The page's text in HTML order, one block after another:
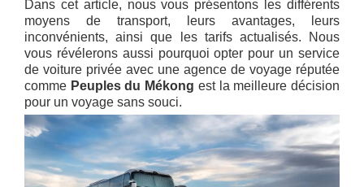
Dans cet article, nous vous présentons les différents
moyens de transport, leurs avantages, leurs
inconvénients, ainsi que les tarifs actualisés. Nous
vous révélerons aussi pourquoi opter pour un service
de voiture privée avec une agence de voyage réputée
comme Peuples du Mékong est la meilleure décision
pour un voyage sans souci.